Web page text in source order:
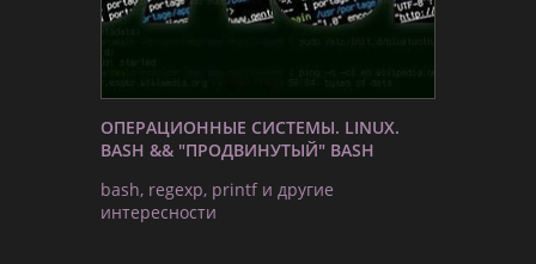
ОПЕРАЦИОННЫЕ СИСТЕМЫ. LINUX.
BASH && "ПРОДВИНУТЫЙ" BASH
bash, regexp, printf и другие
интересности